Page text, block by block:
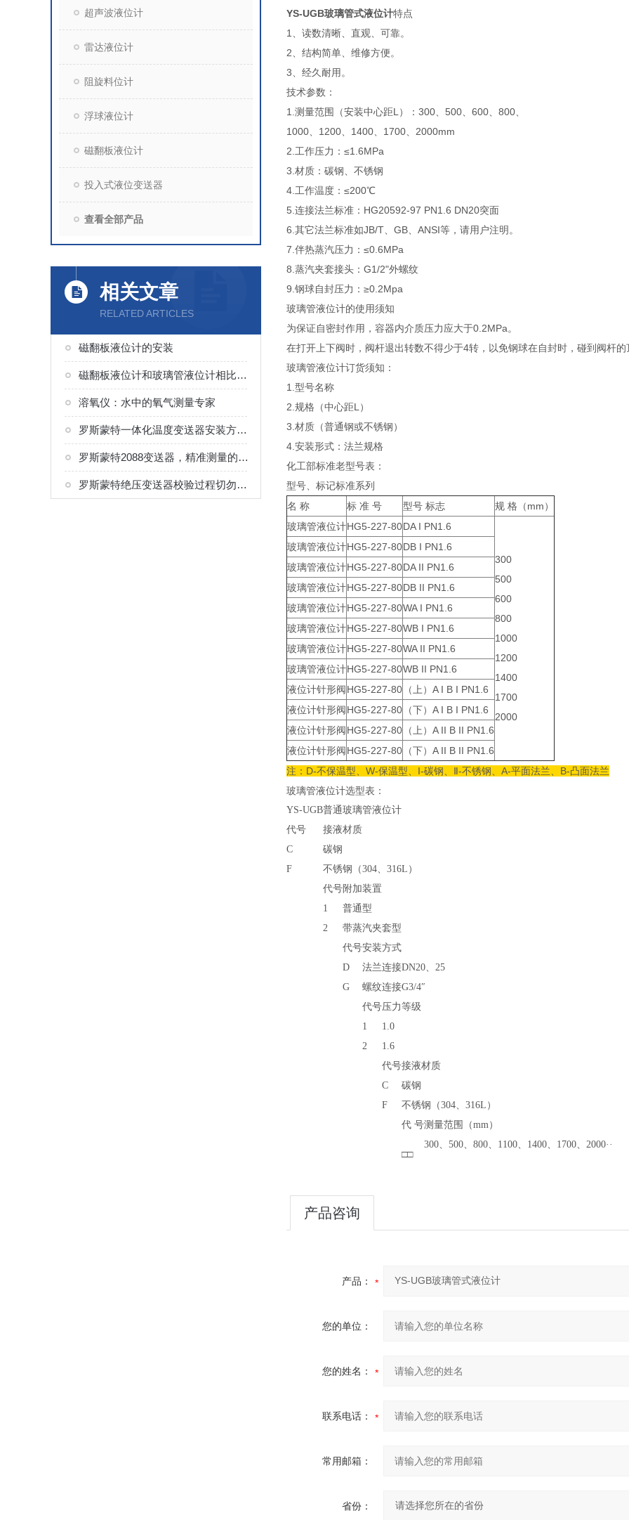
超声波液位计
雷达液位计
阻旋料位计
浮球液位计
磁翻板液位计
投入式液位变送器
查看全部产品
相关文章
RELATED ARTICLES
磁翻板液位计的安装
磁翻板液位计和玻璃管液位计相比的优势
溶氧仪：水中的氧气测量专家
罗斯蒙特一体化温度变送器安装方案及注意事项
罗斯蒙特2088变送器，精准测量的工业利器，提升系统可靠性的优选
罗斯蒙特绝压变送器校验过程切勿超压操作！
YS-UGB玻璃管式液位计特点
1、读数清晰、直观、可靠。
2、结构简单、维修方便。
3、经久耐用。
技术参数：
1.测量范围（安装中心距L）：300、500、600、800、
1000、1200、1400、1700、2000mm
2.工作压力：≤1.6MPa
3.材质：碳钢、不锈钢
4.工作温度：≤200℃
5.连接法兰标准：HG20592-97 PN1.6 DN20突面
6.其它法兰标准如JB/T、GB、ANSI等，请用户注明。
7.伴热蒸汽压力：≤0.6MPa
8.蒸汽夹套接头：G1/2"外螺纹
9.钢球自封压力：≥0.2Mpa
玻璃管液位计的使用须知
为保证自密封作用，容器内介质压力应大于0.2MPa。
在打开上下阀时，阀杆退出转数不得少于4转，以免钢球在自封时，碰
玻璃管液位计订货须知：
1.型号名称
2.规格（中心距L）
3.材质（普通钢或不锈钢）
4.安装形式：法兰规格
化工部标准老型号表：
型号、标记标准系列
名 称
标 准 号 型号 标志
规 格（mm）
玻璃管液位计HG5-227-80DA I PN1.6
300
500
600
800
1000
1200
1400
1700
2000
玻璃管液位计HG5-227-80DB I PN1.6
玻璃管液位计HG5-227-80DA II PN1.6
玻璃管液位计HG5-227-80DB II PN1.6
玻璃管液位计HG5-227-80WA I PN1.6
玻璃管液位计HG5-227-80WB I PN1.6
玻璃管液位计HG5-227-80WA II PN1.6
玻璃管液位计HG5-227-80WB II PN1.6
液位计针形阀HG5-227-80 （上）A I B I PN1.6
液位计针形阀HG5-227-80 （下）A I B I PN1.6
液位计针形阀HG5-227-80 （上）A II B II PN1.6
液位计针形阀HG5-227-80 （下）A II B II PN1.6
注：D-不保温型、W-保温型、I-碳钢、Ⅱ-不锈钢、A-平面法兰、B-凸面法兰
玻璃管液位计选型表：
YS-UGB普通玻璃管液位计
代号
接液材质
C
碳钢
F
不锈钢（304、316L）
代号附加装置
1
普通型
2
带蒸汽夹套型
代号安装方式
D
法兰连接DN20、25
G
螺纹连接G3/4″
代号压力等级
1
1.0
2
1.6
代号接液材质
C
碳钢
F
不锈钢（304、316L）
代 号测量范围（mm）
□□
300、500、800、1100、1400、1700、2000··
产品咨询
产品：
您的单位：
您的姓名：
联系电话：
常用邮箱：
省份：